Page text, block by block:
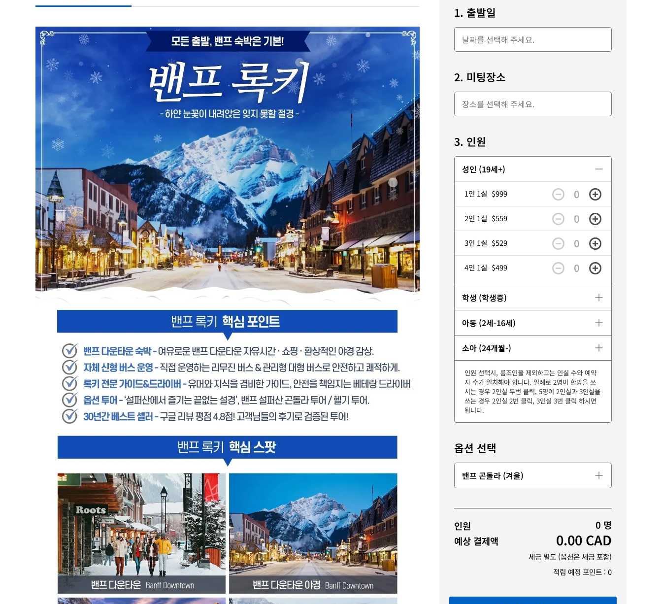
1. 출발일
2. 미팅장소
3. 인원
성인 (19세+)
1인 1실 $999 0
2인 1실 $559 0
3인 1실 $529 0
4인 1실 $499 0
학생 (학생증)
아동 (2세-16세)
소아 (24개월-)
인원 선택시, 룸조인을 제외하고는 인실 수와 예약
자 수가 일치해야 합니다. 일례로 2명이 한방을 쓰
시는 경우 2인실 두번 클릭, 5명이 2인실과 3인실을
쓰는 경우 2인실 2번 클릭, 3인실 3번 클릭 하시면
됩니다.
옵션 선택
밴프 곤돌라 (겨울)
0 명
인원
0.00 CAD
예상 결제액
세금 별도 (옵션은 세금 포함)
적립 예정 포인트 : 0